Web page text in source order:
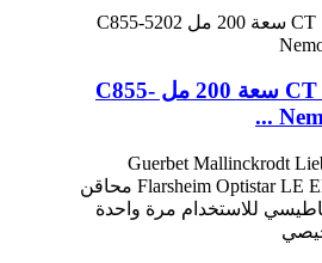
محقنة حقن CT سعة 200 مل C855-